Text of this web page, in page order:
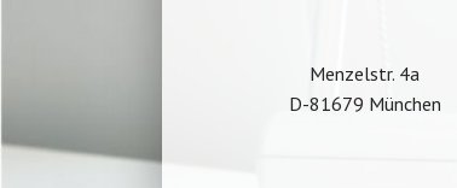
Menzelstr. 4a
D-81679 München